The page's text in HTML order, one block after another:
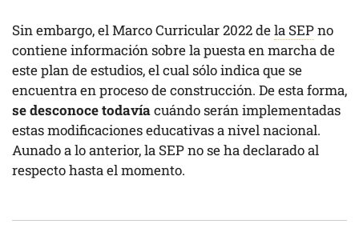
Sin embargo, el Marco Curricular 2022 dela SEPno
contiene información sobre la puesta en marcha de
este plan de estudios, el cual sólo indica que se
encuentra en proceso de construcción. De esta forma,
se desconoce todavíacuándo serán implementadas
estas modificaciones educativas a nivel nacional.
Aunado a lo anterior, la SEP no se ha declarado al
respecto hasta el momento.